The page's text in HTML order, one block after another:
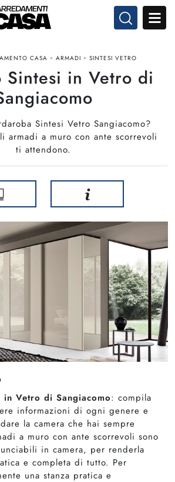
CASA - ARMADI - SINTESI VETRO
Sintesi in Vetro di
Sintesi Vetro Sangiacomo?
armadi a muro con ante scorrevoli
ti attendono.
Vetro di Sangiacomo: compila
informazioni di ogni genere e
la camera che hai sempre
a muro con ante scorrevoli sono
in camera, per renderla
e completa di tutto. Per
una stanza pratica e